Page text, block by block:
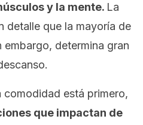
y la mente. La
detalle que la mayoría de
embargo, determina gran
comodidad está primero,
que impactan de